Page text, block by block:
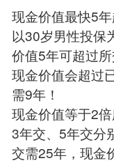
现金价值最快5
以30岁男性投保
价值5年可超过
现金价值会超过
需9年！
现金价值等于2倍
3年交、5年交分
交需25年，现金